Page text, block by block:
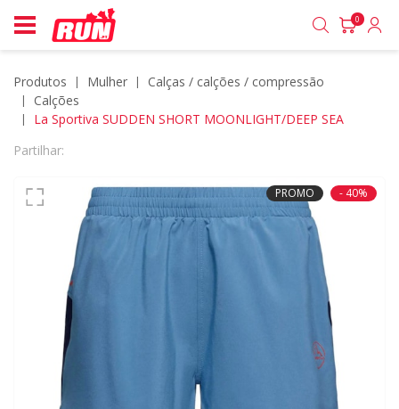
0
Produtos mulher
calças / calções / compressão
calções
La Sportiva SUDDEN SHORT MOONLIGHT/DEEP SEA
Partilhar:
PROMO - 40%